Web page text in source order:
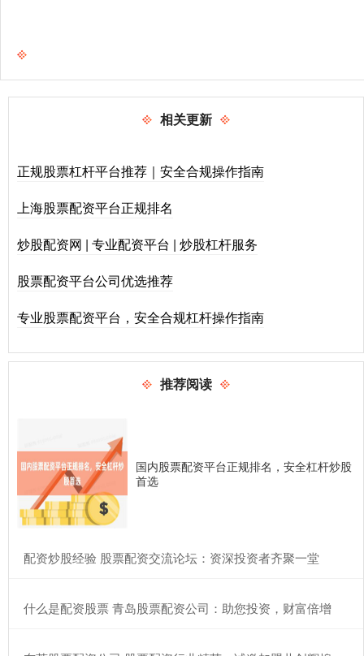
相关更新
正规股票杠杆平台推荐｜安全合规操作指南
上海股票配资平台正规排名
炒股配资网 | 专业配资平台 | 炒股杠杆服务
股票配资平台公司优选推荐
专业股票配资平台，安全合规杠杆操作指南
推荐阅读
国内股票配资平台正规排名，安全杠杆炒股
首选
​配资炒股经验 股票配资交流论坛：资深投资者齐聚一堂
​什么是配资股票 青岛股票配资公司：助您投资，财富倍增